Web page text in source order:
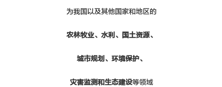
为我国以及其他国家和地区的
农林牧业、水利、国土资源、
城市规划、环境保护、
灾害监测和生态建设等领域